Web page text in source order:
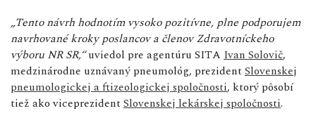
„Tento návrh hodnotím vysoko pozitívne, plne podporujem
navrhované kroky poslancov a členov Zdravotníckeho
výboru NR SR,“uviedol pre agentúru SITA Ivan Solovič,
medzinárodne uznávaný pneumológ, prezidentSlovenskej
pneumologickej a ftizeologickej spoločnosti, ktorý pôsobí
tiež ako viceprezidentSlovenskej lekárskej spoločnosti.